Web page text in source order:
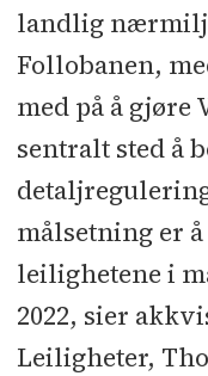
landlig
Follobanen,
med på å gjøre
sentralt sted å
målsetning er
leilighetene i
2022, sier
Leiligheter,